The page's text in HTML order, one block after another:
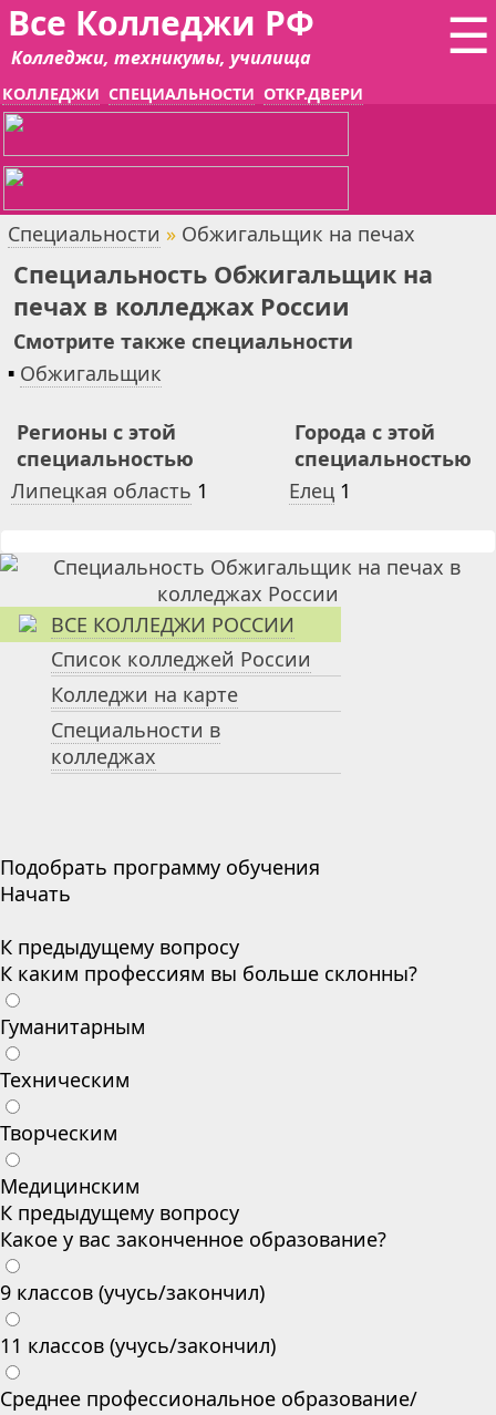
☰
Все Колледжи РФ
Колледжи, техникумы, училища
КОЛЛЕДЖИ СПЕЦИАЛЬНОСТИ ОТКР.ДВЕРИ
Специальности » Обжигальщик на печах
Специальность Обжигальщик на
печах в колледжах России
Смотрите также специальности
▪ Обжигальщик
Регионы с этой
специальностью
Липецкая область 1
Города с этой
специальностью
Елец 1
ВСЕ КОЛЛЕДЖИ РОССИИ
Список колледжей России
Колледжи на карте
Специальности в
колледжах
Подобрать программу обучения
Начать
К предыдущему вопросу
К каким профессиям вы больше склонны?
Гуманитарным
Техническим
Творческим
Медицинским
К предыдущему вопросу
Какое у вас законченное образование?
9 классов (учусь/закончил)
11 классов (учусь/закончил)
Среднее профессиональное образование/